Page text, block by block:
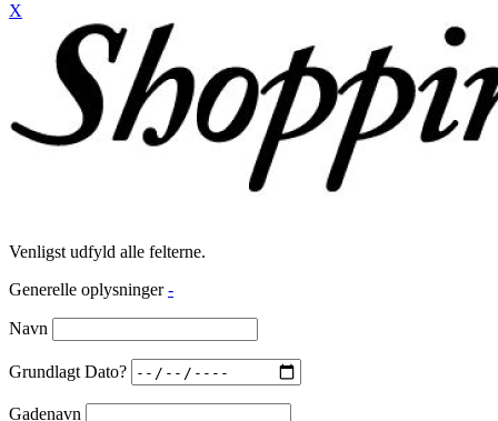
X
Venligst udfyld alle felterne.
Generelle oplysninger -
Navn
Grundlagt Dato?
Gadenavn